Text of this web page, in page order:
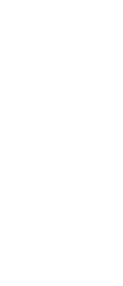
kåsör och skådespelare